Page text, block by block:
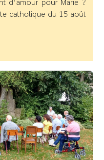
catholique du 15 août